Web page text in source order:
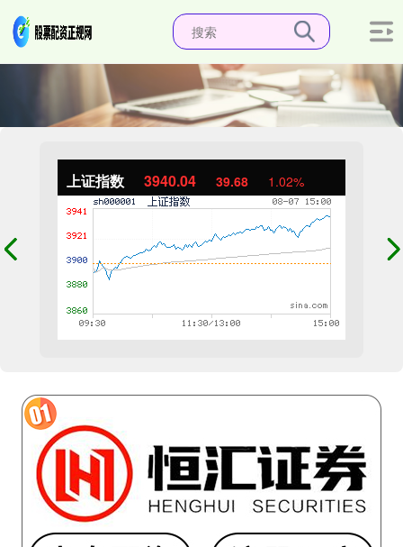
上证指数 3940.04 39.68 1.02%